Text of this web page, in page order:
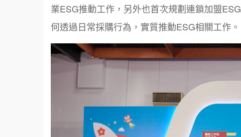
業ESG推動工作，另外也首次規劃連鎖加盟ESG
何透過日常採購行為，實質推動ESG相關工作。